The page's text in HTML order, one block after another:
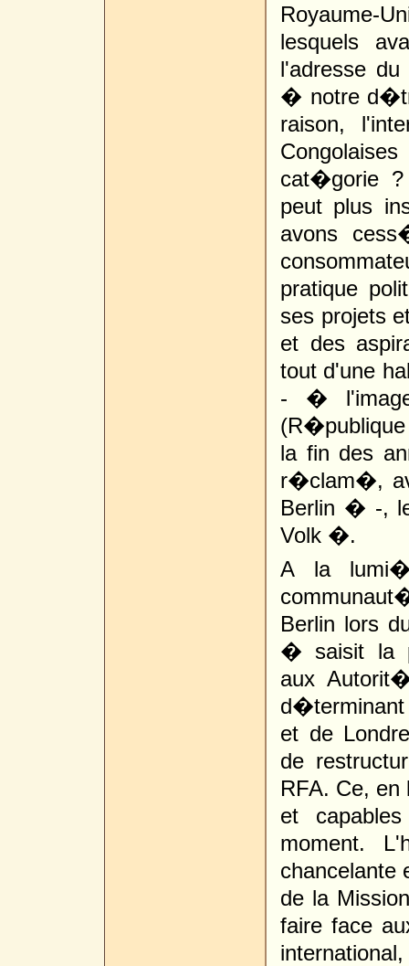
Royaume-
lesquels
l'adresse
� notre
raison,
cat�gorie
peut plus
avons
pratique
ses projets
et des
tout d'une
- � l'image
la fin des
r�clam�,
Berlin � -,
Volk �.
A la
Berlin lors
� saisit la
aux
et de
de
RFA. Ce,
et
moment.
chancelante
de la
faire face